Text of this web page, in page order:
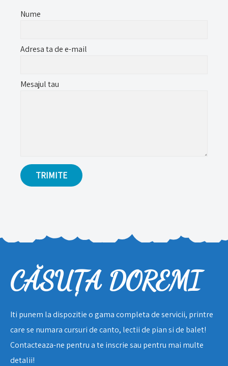
Nume
Adresa ta de e-mail
Mesajul tau
CĂSUȚA DOREMI
Iti punem la dispozitie o gama completa de servicii, printre
care se numara cursuri de canto, lectii de pian si de balet!
Contacteaza-ne pentru a te inscrie sau pentru mai multe
detalii!